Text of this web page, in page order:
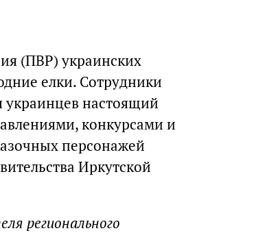
(ПВР) украинских
елки. Сотрудники
украинцев настоящий
конкурсами и
персонажей
Иркутской
регионального